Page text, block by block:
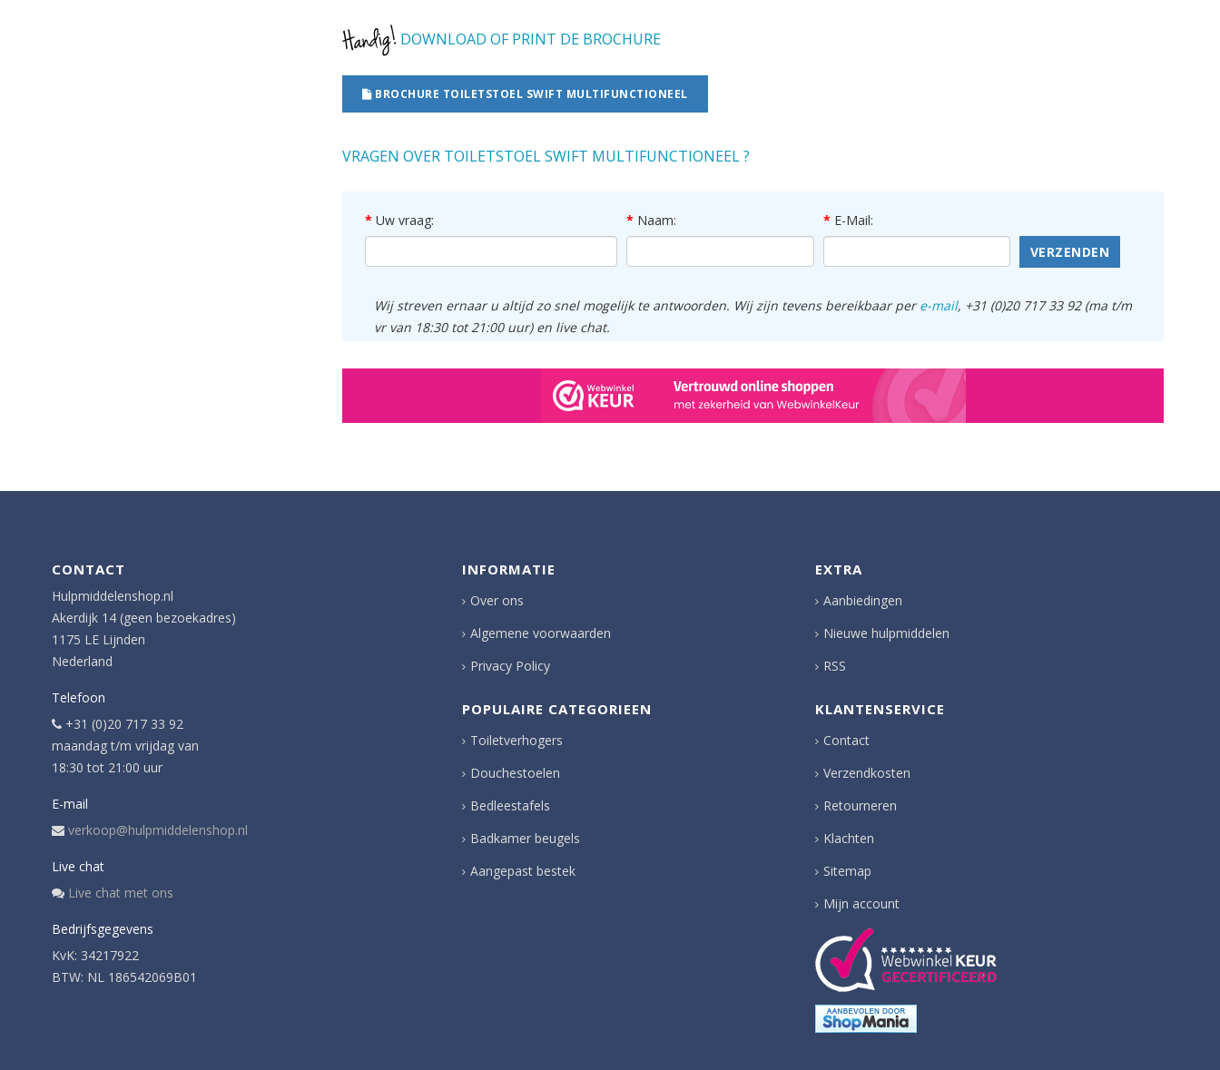
DOWNLOAD OF PRINT DE BROCHURE
BROCHURE TOILETSTOEL SWIFT MULTIFUNCTIONEEL
VRAGEN OVER TOILETSTOEL SWIFT MULTIFUNCTIONEEL ?
Uw vraag: Naam:
E-Mail:
VERZENDEN
Wij streven ernaar u altijd zo snel mogelijk te antwoorden. Wij zijn tevens bereikbaar pere-mail, +31 (0)20 717 33 92 (ma t/m
vr van 18:30 tot 21:00 uur) en live chat.
CONTACT
Hulpmiddelenshop.nl
Akerdijk 14 (geen bezoekadres)
1175 LE Lijnden
Nederland
Telefoon
+31 (0)20 717 33 92
maandag t/m vrijdag van
18:30 tot 21:00 uur
E-mail
verkoop@hulpmiddelenshop.nl
Live chat
Live chat met ons
Bedrijfsgegevens
KvK: 34217922
BTW: NL 186542069B01
EXTRA
Aanbiedingen
Nieuwe hulpmiddelen
RSS
KLANTENSERVICE
Contact
Verzendkosten
Retourneren
Klachten
Sitemap
Mijn account
INFORMATIE
Over ons
Algemene voorwaarden
Privacy Policy
POPULAIRE CATEGORIEEN
Toiletverhogers
Douchestoelen
Bedleestafels
Badkamer beugels
Aangepast bestek